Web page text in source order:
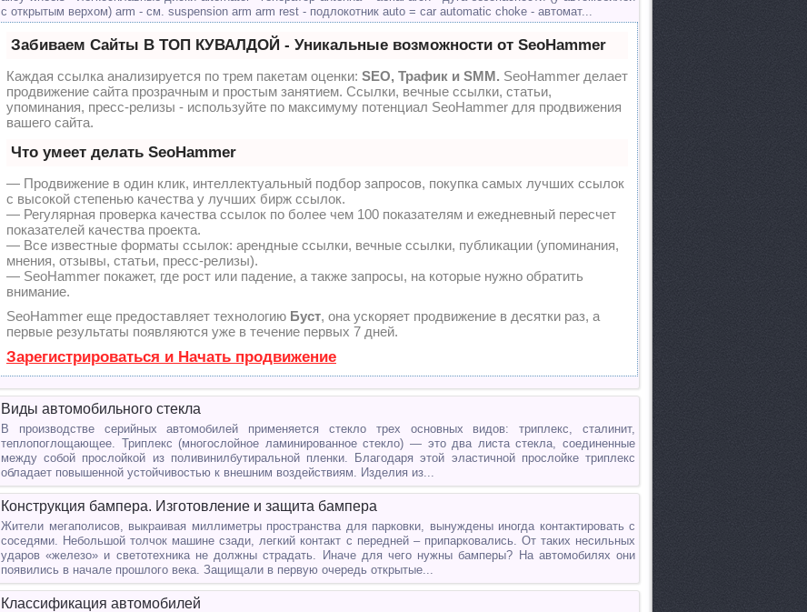
с открытым верхом) arm - см. suspension arm arm rest - подлокотник auto = car automatic choke - автомат...
Забиваем Сайты В ТОП КУВАЛДОЙ - Уникальные возможности от SeoHammer
Каждая ссылка анализируется по трем пакетам оценки: SEO, Трафик и SMM. SeoHammer делает
продвижение сайта прозрачным и простым занятием. Ссылки, вечные ссылки, статьи,
упоминания, пресс-релизы - используйте по максимуму потенциал SeoHammer для продвижения
вашего сайта.
Что умеет делать SeoHammer
— Продвижение в один клик, интеллектуальный подбор запросов, покупка самых лучших ссылок
с высокой степенью качества у лучших бирж ссылок.
— Регулярная проверка качества ссылок по более чем 100 показателям и ежедневный пересчет
показателей качества проекта.
— Все известные форматы ссылок: арендные ссылки, вечные ссылки, публикации (упоминания,
мнения, отзывы, статьи, пресс-релизы).
— SeoHammer покажет, где рост или падение, а также запросы, на которые нужно обратить
внимание.
SeoHammer еще предоставляет технологию Буст, она ускоряет продвижение в десятки раз, а
первые результаты появляются уже в течение первых 7 дней.
Зарегистрироваться и Начать продвижение
Виды автомобильного стекла
В производстве серийных автомобилей применяется стекло трех основных видов: триплекс, сталинит,
теплопоглощающее. Триплекс (многослойное ламинированное стекло) — это два листа стекла, соединенные
между собой прослойкой из поливинилбутиральной пленки. Благодаря этой эластичной прослойке триплекс
обладает повышенной устойчивостью к внешним воздействиям. Изделия из...
Конструкция бампера. Изготовление и защита бампера
Жители мегаполисов, выкраивая миллиметры пространства для парковки, вынуждены иногда контактировать с
соседями. Небольшой толчок машине сзади, легкий контакт с передней – припарковались. От таких несильных
ударов «железо» и светотехника не должны страдать. Иначе для чего нужны бамперы? На автомобилях они
появились в начале прошлого века. Защищали в первую очередь открытые...
Классификация автомобилей